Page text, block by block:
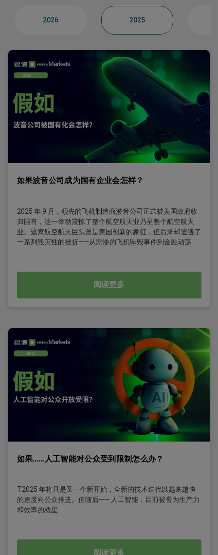
2026 2025
如果波音公司成为国有企业会怎样？
2025 年 9 月，领先的飞机制造商波音公司正式被美国政府收
归国有，这一举动震惊了整个航空航天业乃至整个航空航天
业。这家航空航天巨头曾是美国创新的象征，但后来却遭遇了
一系列毁灭性的挫折——从悲惨的飞机坠毁事件到金融动荡
阅读更多
如果……人工智能对公众受到限制怎么办？
T2025 年将只是又一个新开始，全新的技术迭代以越来越快
的速度向公众推进。但随后—— 人工智能，目前被誉为生产力
和效率的救星
阅读更多